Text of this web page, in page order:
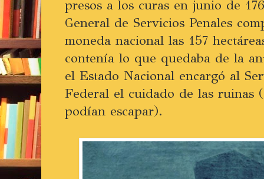
presos a los curas en junio de
General de Servicios Penales
moneda nacional las 157
contenía lo que quedaba de la
el Estado Nacional encargó al
Federal el cuidado de las ruinas
podían escapar).